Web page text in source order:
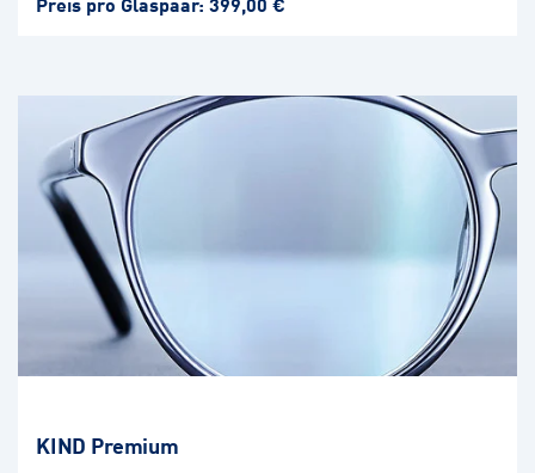
KIND Premium